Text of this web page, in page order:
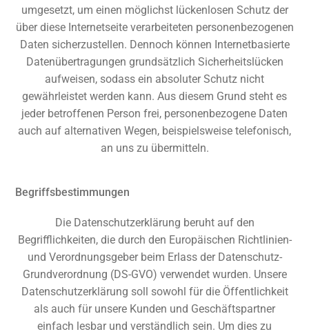
umgesetzt, um einen möglichst lückenlosen Schutz der
über diese Internetseite verarbeiteten personenbezogenen
Daten sicherzustellen. Dennoch können Internetbasierte
Datenübertragungen grundsätzlich Sicherheitslücken
aufweisen, sodass ein absoluter Schutz nicht
gewährleistet werden kann. Aus diesem Grund steht es
jeder betroffenen Person frei, personenbezogene Daten
auch auf alternativen Wegen, beispielsweise telefonisch,
an uns zu übermitteln.
Begriffsbestimmungen
Die Datenschutzerklärung beruht auf den
Begrifflichkeiten, die durch den Europäischen Richtlinien-
und Verordnungsgeber beim Erlass der Datenschutz-
Grundverordnung (DS-GVO) verwendet wurden. Unsere
Datenschutzerklärung soll sowohl für die Öffentlichkeit
als auch für unsere Kunden und Geschäftspartner
einfach lesbar und verständlich sein. Um dies zu